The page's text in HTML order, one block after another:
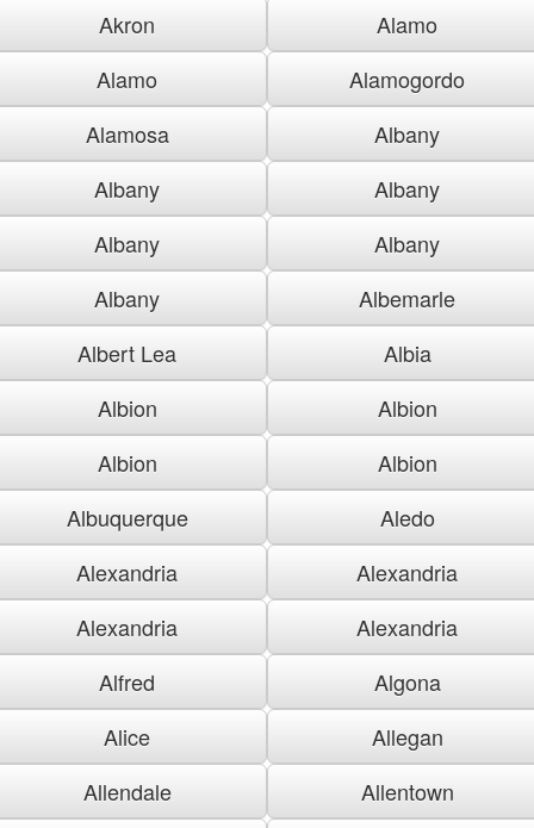
Akron
Alamo
Alamo
Alamogordo
Alamosa
Albany
Albany
Albany
Albany
Albany
Albany
Albemarle
Albert Lea
Albia
Albion
Albion
Albion
Albion
Albuquerque
Aledo
Alexandria
Alexandria
Alexandria
Alexandria
Alfred
Algona
Alice
Allegan
Allendale
Allentown